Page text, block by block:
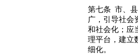
第七条 市、
广，引导社会
和社会化；应
理平台，建立
细化。